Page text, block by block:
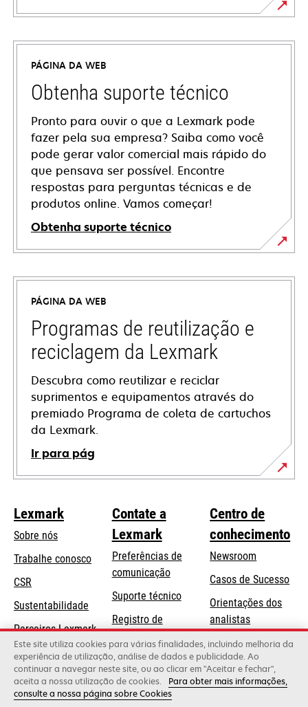
PÁGINA DA WEB
Obtenha suporte técnico
Pronto para ouvir o que a Lexmark pode
fazer pela sua empresa? Saiba como você
pode gerar valor comercial mais rápido do
que pensava ser possível. Encontre
respostas para perguntas técnicas e de
produtos online. Vamos começar!
Obtenha suporte técnico
abre
em
nova
guia
PÁGINA DA WEB
Programas de reutilização e
reciclagem da Lexmark
Descubra como reutilizar e reciclar
suprimentos e equipamentos através do
premiado Programa de coleta de cartuchos
da Lexmark.
Ir para pág
Lexmark
Sobre nós
Trabalhe conosco
CSR
Sustentabilidade
Parceiros Lexmark
Contate a
Lexmark
Preferências de
comunicação
Suporte técnicoabre
uma
nova
guia
Registro de
produtos
Onde comprar
Centro de
conhecimento
Newsroom
Casos de Sucesso
Orientações dos
analistas
Blog Lexmark
Lexmark International, Inc., uma empresa da Xerox
Este site utiliza cookies para várias finalidades, incluindo melhoria da
experiência de utilização, análise de dados e publicidade. Ao
continuar a navegar neste site, ou ao clicar em "Aceitar e fechar",
aceita a nossa utilização de cookies.
Para obter mais informações,
consulte a nossa página sobre Cookies